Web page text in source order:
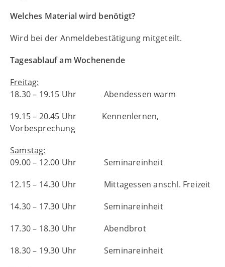
Welches Material wird benötigt?
Wird bei der Anmeldebestätigung mitgeteilt.
Tagesablauf am Wochenende
Freitag:
18.30 – 19.15 Uhr Abendessen warm
19.15 – 20.45 Uhr Kennenlernen,
Vorbesprechung
Samstag:
09.00 – 12.00 Uhr Seminareinheit
12.15 – 14.30 Uhr Mittagessen anschl. Freizeit
14.30 – 17.30 Uhr Seminareinheit
17.30 – 18.30 Uhr Abendbrot
18.30 – 19.30 Uhr Seminareinheit